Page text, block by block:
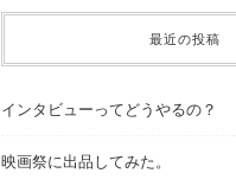
最近の投稿
インタビューってどうやるの？
映画祭に出品してみた。